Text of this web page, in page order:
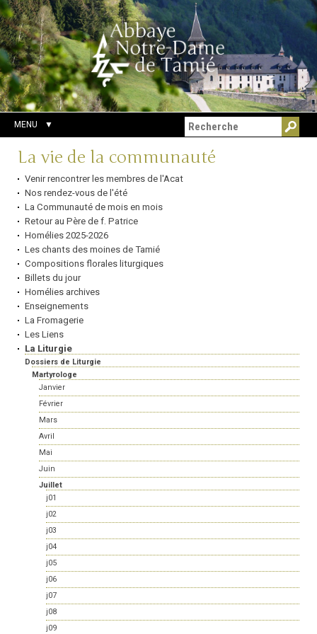
Aller
au
contenu.
|
Aller
à
la
navigation
Outils
personnels
Chercher par
Recherche
avancée…
MENU
Navigation
La vie de la communauté
Venir rencontrer les membres de l'Acat
Nos rendez-vous de l'été
La Communauté de mois en mois
Retour au Père de f. Patrice
Homélies 2025-2026
Les chants des moines de Tamié
Compositions florales liturgiques
Billets du jour
Homélies archives
Enseignements
La Fromagerie
Les Liens
La Liturgie
Dossiers de Liturgie
Martyrologe
Janvier
Février
Mars
Avril
Mai
Juin
Juillet
j01
j02
j03
j04
j05
j06
j07
j08
j09